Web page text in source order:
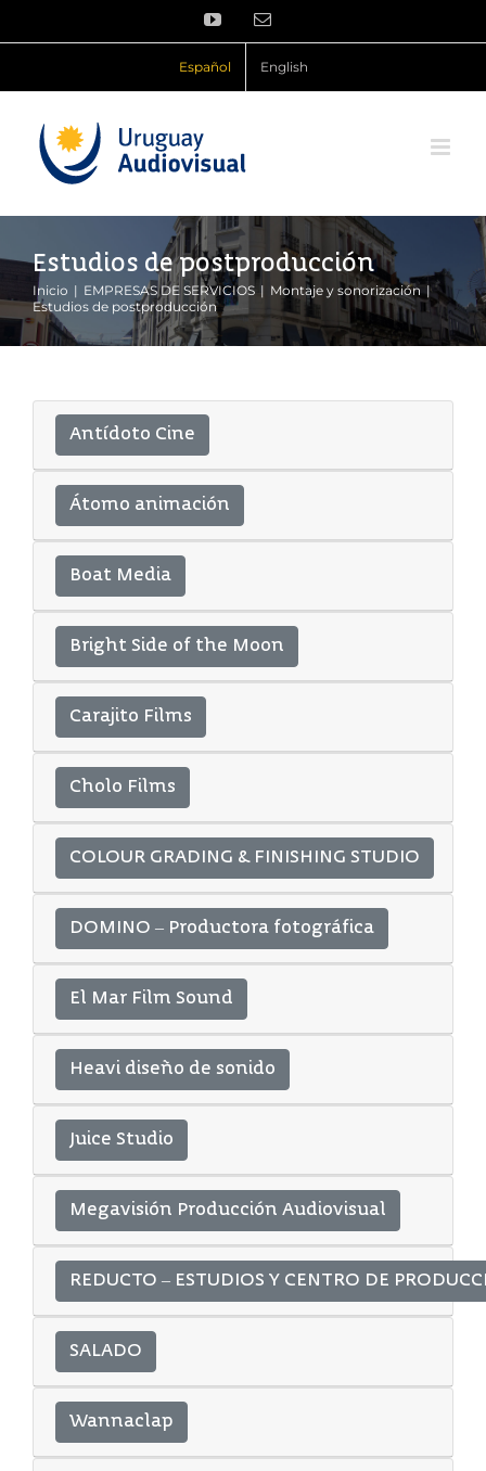
YouTubeCorreo
Español English
Estudios de postproducción
Inicio EMPRESAS DE SERVICIOS
Montaje y sonorización
Estudios de postproducción
Antídoto Cine
Átomo animación
Boat Media
Bright Side of the Moon
Carajito Films
Cholo Films
COLOUR GRADING & FINISHING STUDIO
DOMINO – Productora fotográfica
El Mar Film Sound
Heavi diseño de sonido
Juice Studio
Megavisión Producción Audiovisual
REDUCTO – ESTUDIOS Y CENTRO DE
SALADO
Wannaclap